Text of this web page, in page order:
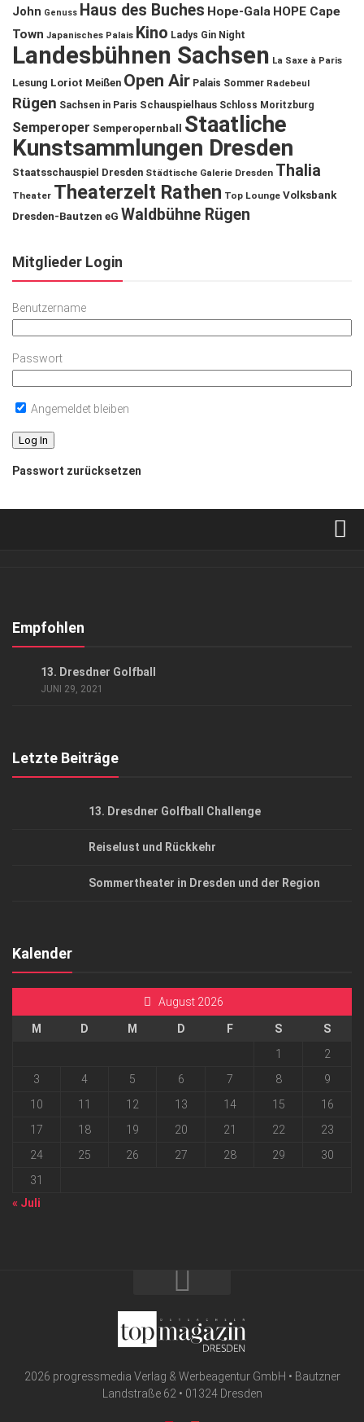
John Genuss Haus des Buches Hope-Gala HOPE Cape
Town Japanisches Palais Kino Ladys Gin Night
Landesbühnen Sachsen La Saxe à Paris
Lesung Loriot Meißen Open Air Palais Sommer Radebeul
Rügen Sachsen in Paris Schauspielhaus Schloss Moritzburg
Semperoper Semperopernball
Staatliche
Kunstsammlungen Dresden
Staatsschauspiel Dresden Städtische Galerie Dresden Thalia
Theater Theaterzelt Rathen Top Lounge Volksbank
Dresden-Bautzen eG Waldbühne Rügen
Mitglieder Login
Benutzername
Passwort
Angemeldet bleiben
Passwort zurücksetzen
Kontakt, Impressum
Empfohlen
13. Dresdner Golfball
JUNI 29, 2021
Letzte Beiträge
13. Dresdner Golfball Challenge
Reiselust und Rückkehr
Sommertheater in Dresden und der Region
Kalender
August 2026
M D M D F S
S
1
2
3
4 5 6 7 8
9
10
11 12 13 14 15
16
17
18 19 20 21 22
23
24
25 26 27 28 29
30
31
« Juli
2026 progressmedia Verlag & Werbeagentur GmbH • Bautzner
Landstraße 62 • 01324 Dresden